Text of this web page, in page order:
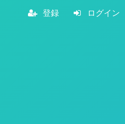
ログイン
登録